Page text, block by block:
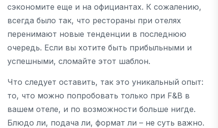
сэкономите еще и на официантах. К сожалению,
всегда было так, что рестораны при отелях
перенимают новые тенденции в последнюю
очередь. Если вы хотите быть прибыльными и
успешными, сломайте этот шаблон.
Что следует оставить, так это уникальный опыт:
то, что можно попробовать только при F&B в
вашем отеле, и по возможности больше нигде.
Блюдо ли, подача ли, формат ли – не суть важно.